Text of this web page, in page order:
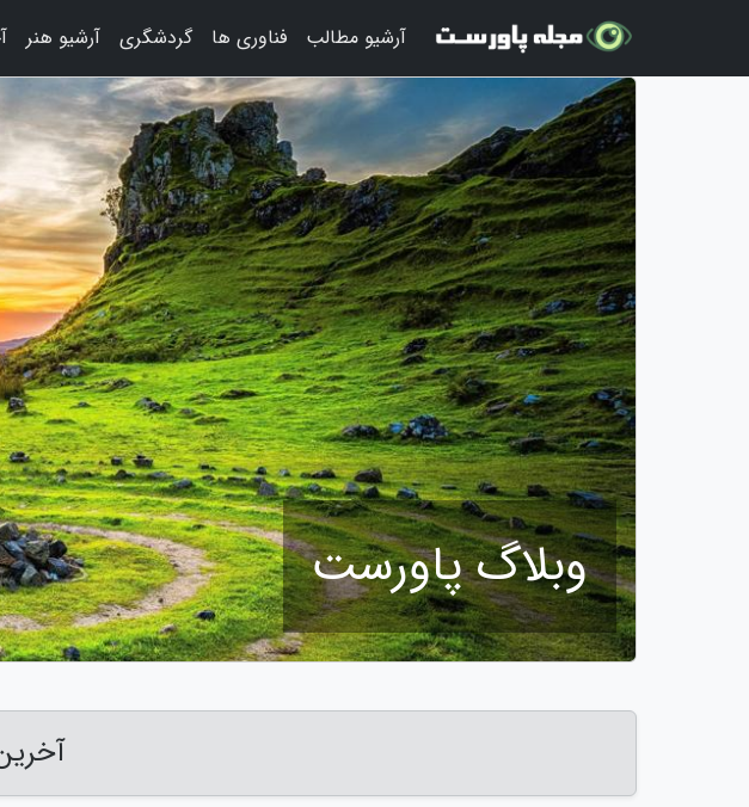
وبلاگ پاورست
آرشیو مطالب فناوری ها گردشگری آرشیو هنر